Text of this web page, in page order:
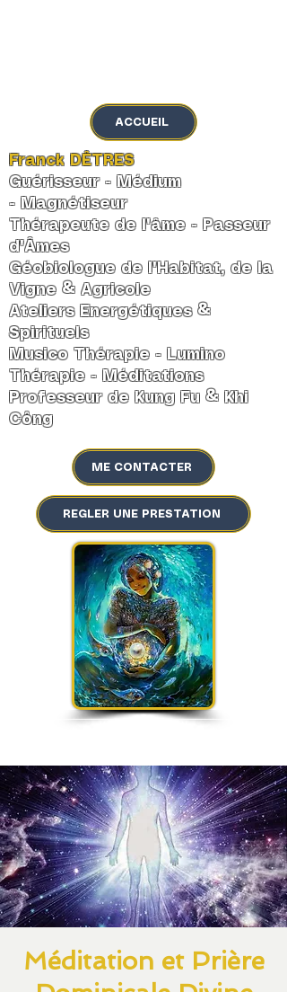
ACCUEIL
Franck DÊTRES
Guérisseur - Médium
- Magnétiseur
Thérapeute de l'âme - Passeur
d'Âmes
Géobiologue de l'Habitat, de la
Vigne & Agricole
Ateliers Energétiques &
Spirituels
Musico Thérapie - Lumino
Thérapie - Méditations
Professeur de Kung Fu & Khi
Công
ME CONTACTER
REGLER UNE PRESTATION
Méditation et Prière